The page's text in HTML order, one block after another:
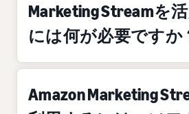
Marketing Streamを
には何が必要ですか
Amazon Marketing